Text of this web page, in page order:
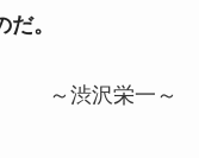
。
～渋沢栄一～